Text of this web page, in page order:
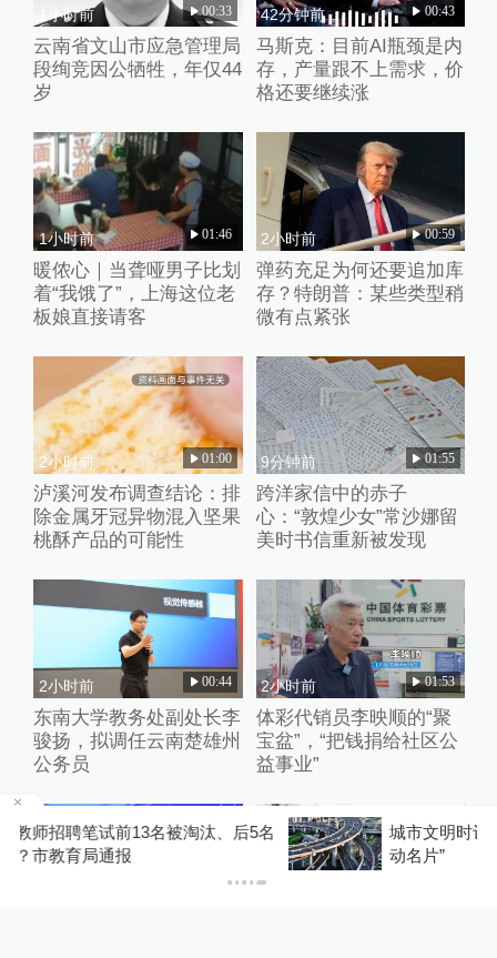
1小时前 00:33
云南省文山市应急管理局
段绚竞因公牺牲，年仅44
岁
42分钟前 00:43
马斯克：目前AI瓶颈是内
存，产量跟不上需求，价
格还要继续涨
1小时前 01:46
暖侬心｜当聋哑男子比划
着“我饿了”，上海这位老
板娘直接请客
2小时前 00:59
弹药充足为何还要追加库
存？特朗普：某些类型稍
微有点紧张
2小时前 01:00
泸溪河发布调查结论：排
除金属牙冠异物混入坚果
桃酥产品的可能性
9分钟前 01:55
跨洋家信中的赤子
心：“敦煌少女”常沙娜留
美时书信重新被发现
2小时前 00:44
东南大学教务处副处长李
骏扬，拟调任云南楚雄州
公务员
2小时前 01:53
体彩代销员李映顺的“聚
宝盆”，“把钱捐给社区公
益事业”
名
城市文明时评｜规范网约车，擦亮城市文明的“流